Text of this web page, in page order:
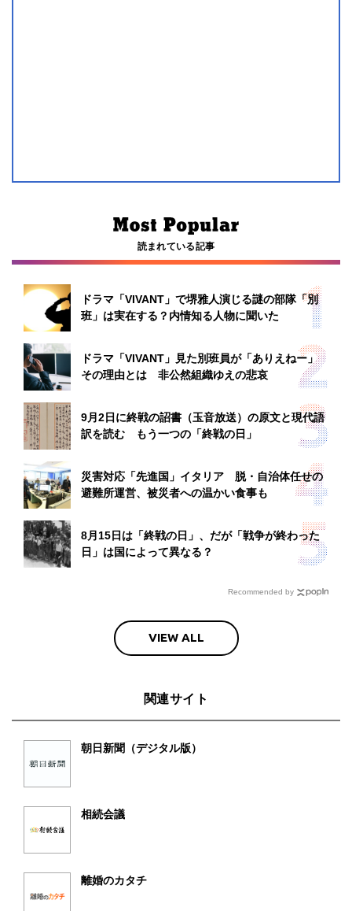
読まれている記事
ドラマ「VIVANT」で堺雅人演じる謎の部隊「別
班」は実在する？内情知る人物に聞いた
ドラマ「VIVANT」見た別班員が「ありえねー」
その理由とは 非公然組織ゆえの悲哀
9月2日に終戦の詔書（玉音放送）の原文と現代語
訳を読む もう一つの「終戦の日」
災害対応「先進国」イタリア 脱・自治体任せの
避難所運営、被災者への温かい食事も
8月15日は「終戦の日」、だが「戦争が終わった
日」は国によって異なる？
Recommended by
VIEW ALL
関連サイト
朝日新聞（デジタル版）
相続会議
離婚のカタチ